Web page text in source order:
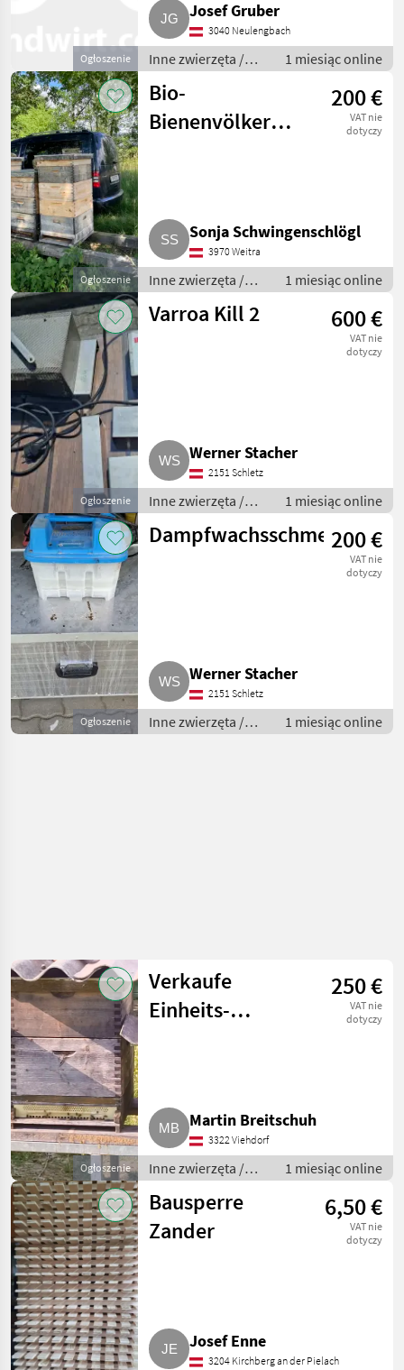
Ogłoszenie
Josef Gruber
3040 Neulengbach
Inne zwierzęta /
Pszczoły i
pszczelarstwo
1 miesiąc online
Ogłoszenie
Bio-
Bienenvölker
200 €
VAT nie
dotyczy
Sonja Schwingenschlögl
3970 Weitra
Inne zwierzęta /
Pszczoły i
pszczelarstwo
1 miesiąc online
Ogłoszenie
Varroa Kill 2 600 €
VAT nie
dotyczy
Werner Stacher
2151 Schletz
Inne zwierzęta /
Pszczoły i
pszczelarstwo
1 miesiąc online
Ogłoszenie
Dampfwachsschmelzer
200 €
VAT nie
dotyczy
Werner Stacher
2151 Schletz
Inne zwierzęta /
Pszczoły i
1 miesiąc online
Ogłoszenie
Verkaufe
Einheits-
250 €
VAT nie
dotyczy
Martin Breitschuh
3322 Viehdorf
Inne zwierzęta /
Pszczoły i
pszczelarstwo
1 miesiąc online
Bausperre
Zander
6,50 €
VAT nie
dotyczy
Josef Enne
3204 Kirchberg an der Pielach